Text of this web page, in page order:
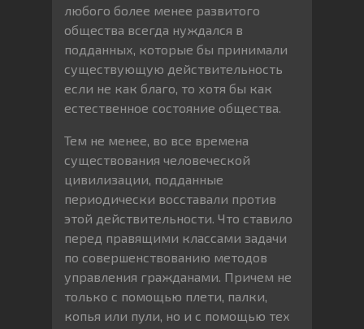
любого более менее развитого
общества всегда нуждался в
подданных, которые бы принимали
существующую действительность
если не как благо, то хотя бы как
естественное состояние общества.
Тем не менее, во все времена
существования человеческой
цивилизации, подданные
периодически восставали против
этой действительности. Что ставило
перед правящими классами задачи
по совершенствованию методов
управления гражданами. Причем не
только с помощью плети, палки,
копья или пули, но и с помощью тех